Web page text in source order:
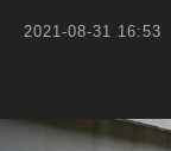
2021-08-31 16:53